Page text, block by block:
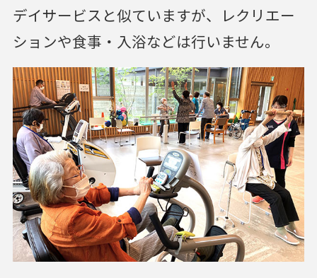
デイサービスと似ていますが、レクリエー
ションや食事・入浴などは行いません。